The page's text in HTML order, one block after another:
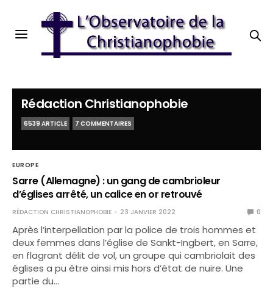
Rédaction Christianophobie
6539 ARTICLE 7 COMMENTAIRES
EUROPE
Sarre (Allemagne) : un gang de cambrioleur
d’églises arrêté, un calice en or retrouvé
RÉDACTION CHRISTIANOPHOBIE 23 JANVIER 2022 0
Après l’interpellation par la police de trois hommes et
deux femmes dans l’église de Sankt-Ingbert, en Sarre,
en flagrant délit de vol, un groupe qui cambriolait des
églises a pu être ainsi mis hors d’état de nuire. Une
partie du…